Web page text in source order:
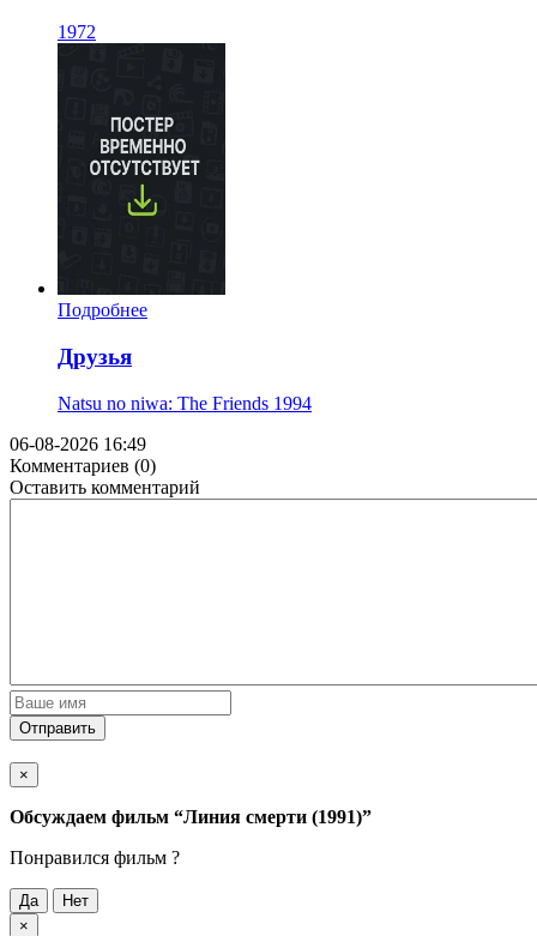
1972
Подробнее
Друзья
Natsu no niwa: The Friends 1994
06-08-2026 16:49
Комментариев (0)
Оставить комментарий
Отправить
×
Обсуждаем фильм “Линия смерти (1991)”
Понравился фильм ?
Да
Нет
×